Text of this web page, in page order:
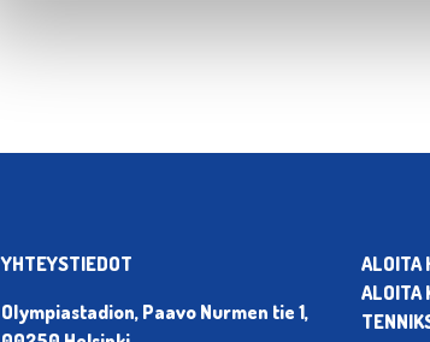
YHTEYSTIEDOT
Olympiastadion, Paavo Nurmen tie 1,
ALOITA
ALOITA